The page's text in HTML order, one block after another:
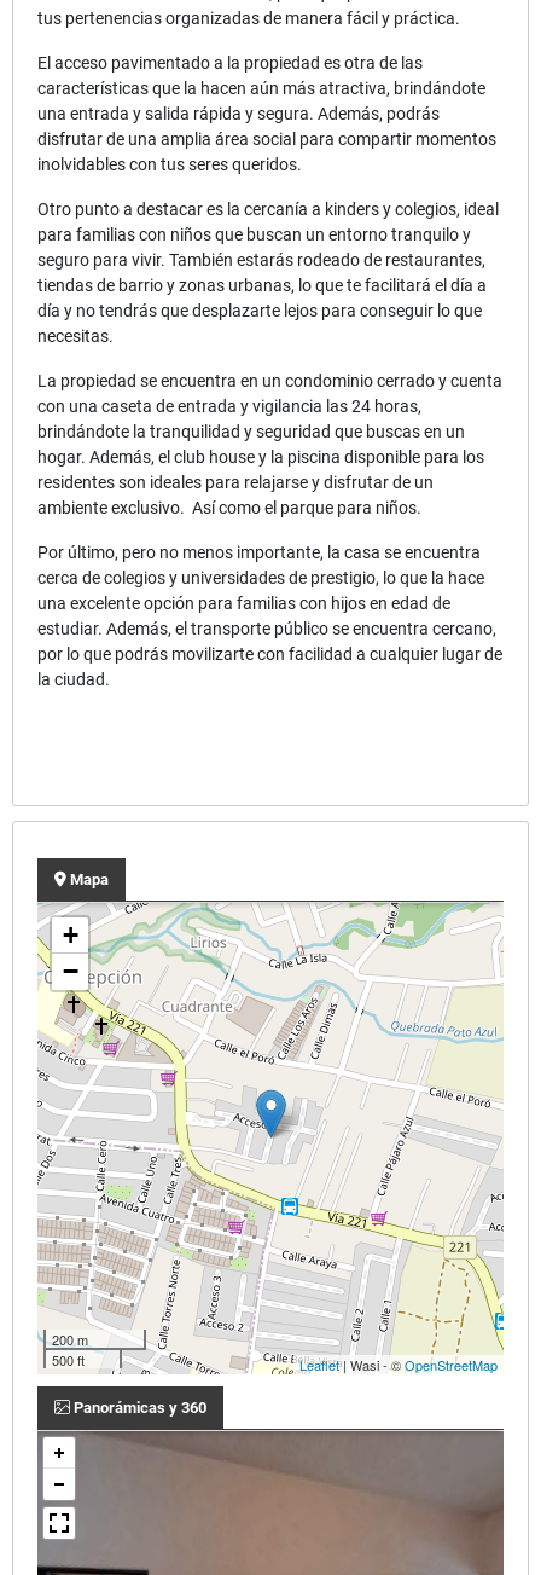
tus pertenencias organizadas de manera fácil y práctica.
El acceso pavimentado a la propiedad es otra de las
características que la hacen aún más atractiva, brindándote
una entrada y salida rápida y segura. Además, podrás
disfrutar de una amplia área social para compartir momentos
inolvidables con tus seres queridos.
Otro punto a destacar es la cercanía a kinders y colegios, ideal
para familias con niños que buscan un entorno tranquilo y
seguro para vivir. También estarás rodeado de restaurantes,
tiendas de barrio y zonas urbanas, lo que te facilitará el día a
día y no tendrás que desplazarte lejos para conseguir lo que
necesitas.
La propiedad se encuentra en un condominio cerrado y cuenta
con una caseta de entrada y vigilancia las 24 horas,
brindándote la tranquilidad y seguridad que buscas en un
hogar. Además, el club house y la piscina disponible para los
residentes son ideales para relajarse y disfrutar de un
ambiente exclusivo. Así como el parque para niños.
Por último, pero no menos importante, la casa se encuentra
cerca de colegios y universidades de prestigio, lo que la hace
una excelente opción para familias con hijos en edad de
estudiar. Además, el transporte público se encuentra cercano,
por lo que podrás movilizarte con facilidad a cualquier lugar de
la ciudad.
Mapa
+
−
200 m
500 ft
Leaflet| Wasi - ©OpenStreetMap
Panorámicas y 360